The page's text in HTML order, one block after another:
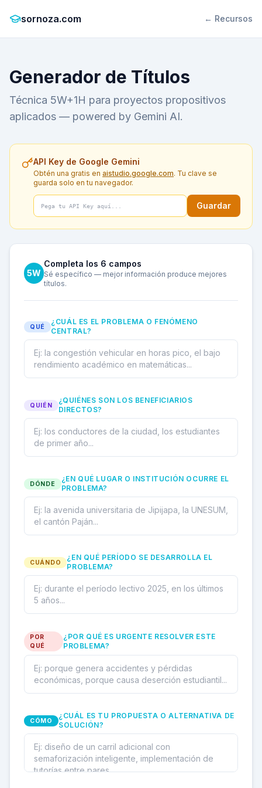
sornoza.com ← Recursos
Generador de Títulos
Técnica 5W+1H para proyectos propositivos
aplicados — powered by Gemini AI.
API Key de Google Gemini
Obtén una gratis en aistudio.google.com. Tu clave se
guarda solo en tu navegador.
Guardar
5W
Completa los 6 campos
Sé específico — mejor información produce mejores
títulos.
QUÉ
¿CUÁL ES EL PROBLEMA O FENÓMENO
CENTRAL?
QUIÉN
¿QUIÉNES SON LOS BENEFICIARIOS
DIRECTOS?
DÓNDE
¿EN QUÉ LUGAR O INSTITUCIÓN OCURRE EL
PROBLEMA?
CUÁNDO
¿EN QUÉ PERÍODO SE DESARROLLA EL
PROBLEMA?
POR
QUÉ
¿POR QUÉ ES URGENTE RESOLVER ESTE
PROBLEMA?
CÓMO
¿CUÁL ES TU PROPUESTA O ALTERNATIVA DE
SOLUCIÓN?